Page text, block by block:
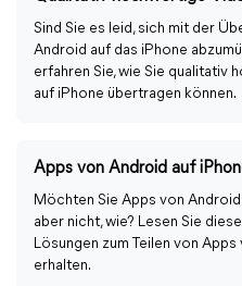
Sind Sie es leid, sich mit der
Android auf das iPhone
erfahren Sie, wie Sie qualitativ
auf iPhone übertragen können.
Apps von Android auf
Möchten Sie Apps von
aber nicht, wie? Lesen Sie
Lösungen zum Teilen von
erhalten.